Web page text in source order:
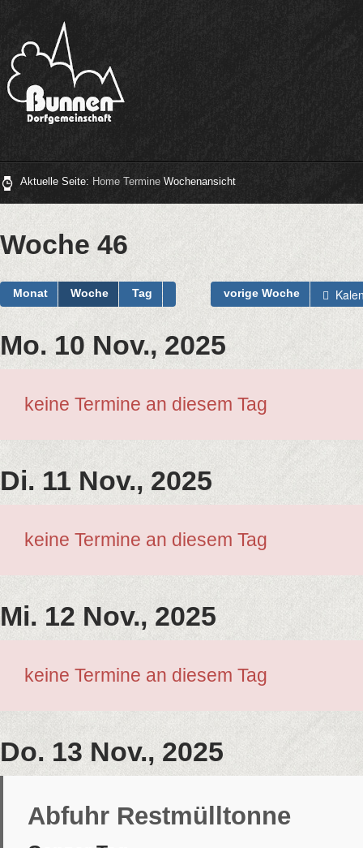
Aktuelle Seite: Home Termine Wochenansicht
Woche 46
Monat Woche Tag vorige Woche
Mo. 10 Nov., 2025
keine Termine an diesem Tag
Di. 11 Nov., 2025
keine Termine an diesem Tag
Mi. 12 Nov., 2025
keine Termine an diesem Tag
Do. 13 Nov., 2025
Abfuhr Restmülltonne